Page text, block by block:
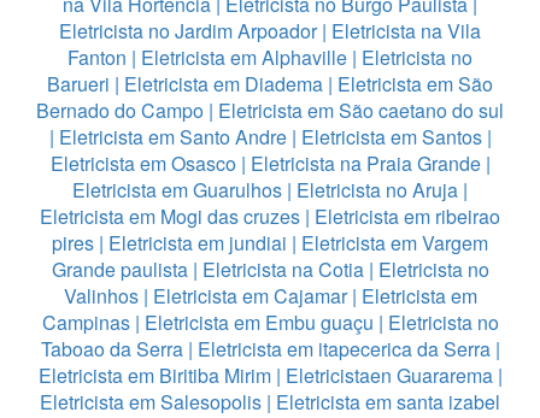
Eletricista no Jardim Arpoador| Eletricista na Vila
Fanton | Eletricista em Alphaville | Eletricista no
Barueri | Eletricista em Diadema | Eletricista em São
Bernado do Campo | Eletricista em São caetano do sul
| Eletricista em Santo Andre| Eletricista em Santos|
Eletricista em Osasco| Eletricista na Praia Grande|
Eletricista em Guarulhos | Eletricista no Aruja |
Eletricista em Mogi das cruzes | Eletricista em ribeirao
pires | Eletricista em jundiai | Eletricista em Vargem
Grande paulista| Eletricista na Cotia| Eletricista no
Valinhos| Eletricista em Cajamar| Eletricista em
Campinas| Eletricista em Embu guaçu | Eletricista no
Taboao da Serra| Eletricista em itapecerica da Serra|
Eletricista em Biritiba Mirim| Eletricistaen Guararema|
Eletricista em Salesopolis | Eletricista em santa izabel